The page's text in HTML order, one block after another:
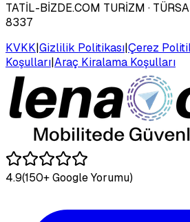
TATİL-BİZDE.COM TURİZM ·
8337
KVKK|Gizlilik Politikası|Çerez
Koşulları|Araç Kiralama Koşulları
4.9(150+ Google Yorumu)